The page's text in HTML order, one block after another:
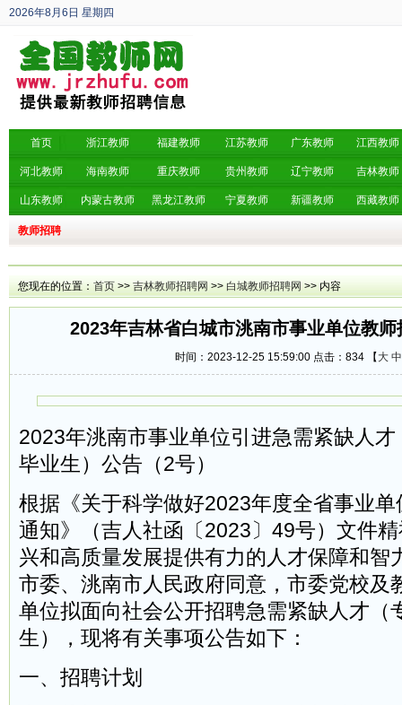
2026年8月6日 星期四
丙午年 六月廿四
首页 浙江教师 福建教师 江苏教师 广东教师 江西教师
河北教师 海南教师 重庆教师 贵州教师 辽宁教师 吉林教师
山东教师 内蒙古教师 黑龙江教师 宁夏教师 新疆教师 西藏教师
教师招聘
您现在的位置： 首页 >> 吉林教师招聘网 >> 白城教师招聘网 >> 内容
2023年吉林省白城市洮南市事业单位教
时间：2023-12-25 15:59:00 点击： 834 【 大 中
2023年洮南市事业单位引进急需紧缺人
毕业生）公告（2号）
根据《关于科学做好2023年度全省事业
通知》（吉人社函〔2023〕49号）文件
兴和高质量发展提供有力的人才保障和智
市委、洮南市人民政府同意，市委党校及
单位拟面向社会公开招聘急需紧缺人才（
生），现将有关事项公告如下：
一、招聘计划